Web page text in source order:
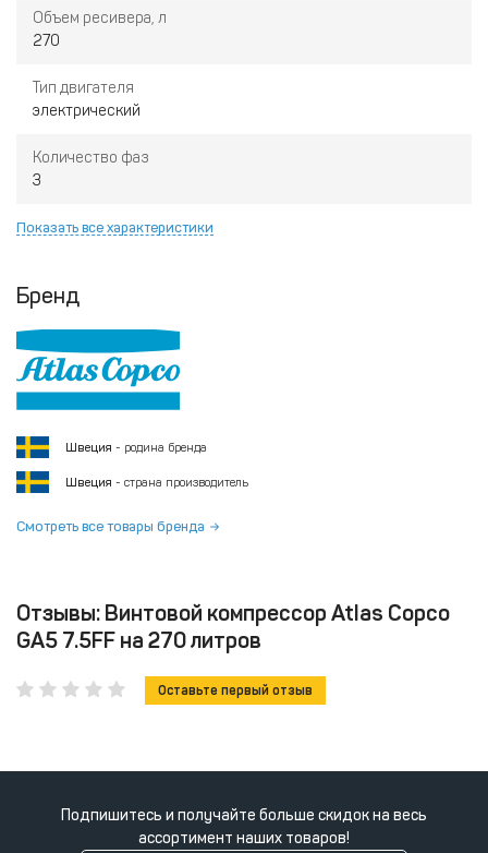
Объем ресивера, л
270
Тип двигателя
электрический
Количество фаз
3
Показать все характеристики
Бренд
Швеция - родина бренда
Швеция - страна производитель
Смотреть все товары бренда
Отзывы: Винтовой компрессор Atlas Copco
GA5 7.5FF на 270 литров
Оставьте первый отзыв
Подпишитесь и получайте больше скидок на весь
ассортимент наших товаров!